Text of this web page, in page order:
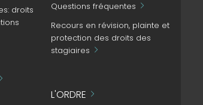
droits
Questions fréquentes
Recours en révision, plainte et
protection des droits des
stagiaires
L'ORDRE